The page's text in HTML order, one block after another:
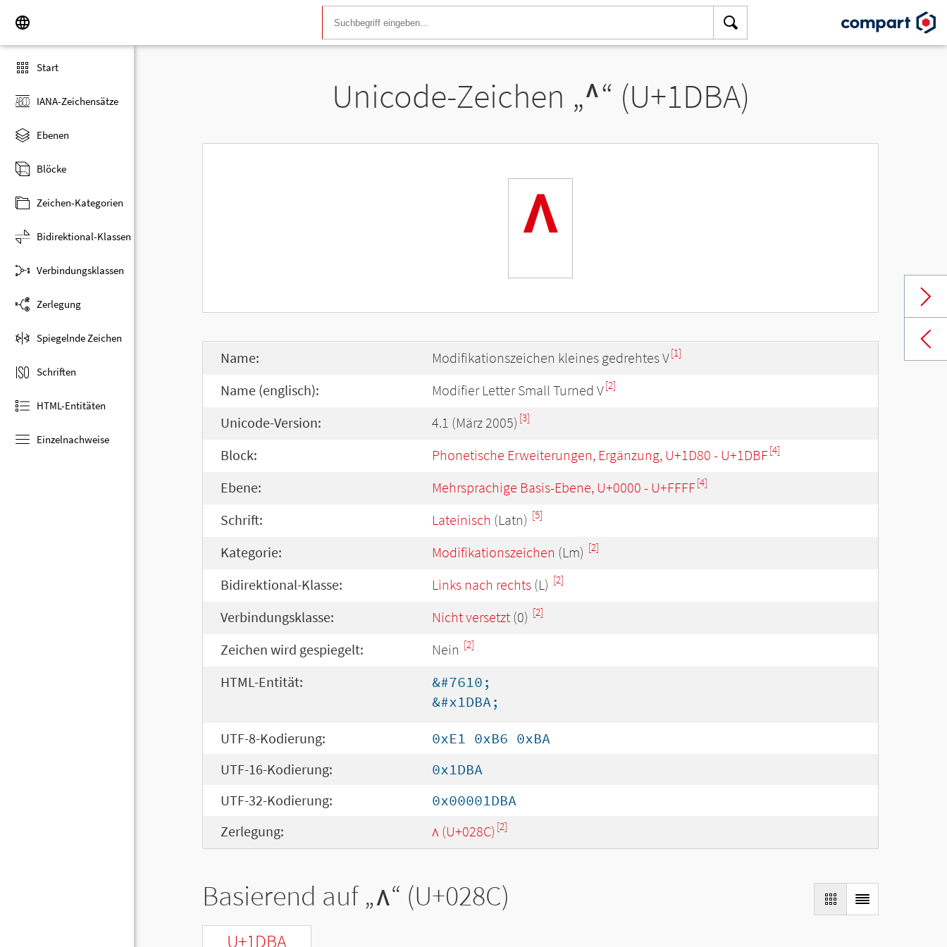
Start
IANA-Zeichensätze
Ebenen
Blöcke
Zeichen-Kategorien
Bidirektional-Klassen
Verbindungsklassen
Zerlegung
Spiegelnde Zeichen
Schriften
HTML-Entitäten
Einzelnachweise
Unicode-Zeichen „ᶺ“ (U+1DBA)
ᶺ
Name: Modifikationszeichen kleines gedrehtes V[1]
Name (englisch): Modifier Letter Small Turned V[2]
Unicode-Version: 4.1 (März 2005) [3]
Block: Phonetische Erweiterungen, Ergänzung, U+1D80 - U+1DBF[4]
Ebene: Mehrsprachige Basis-Ebene, U+0000 - U+FFFF[4]
Schrift: Lateinisch (Latn) [5]
Kategorie: Modifikationszeichen (Lm) [2]
Bidirektional-Klasse: Links nach rechts (L) [2]
Verbindungsklasse: Nicht versetzt (0) [2]
Zeichen wird gespiegelt: Nein [2]
HTML-Entität:
&#7610;
&#x1DBA;
UTF-8-Kodierung:
0xE1 0xB6 0xBA
UTF-16-Kodierung:
0x1DBA
UTF-32-Kodierung:
0x00001DBA
Zerlegung:
ʌ (U+028C) [2]
Basierend auf „ʌ“ (U+028C)
U+1DBA